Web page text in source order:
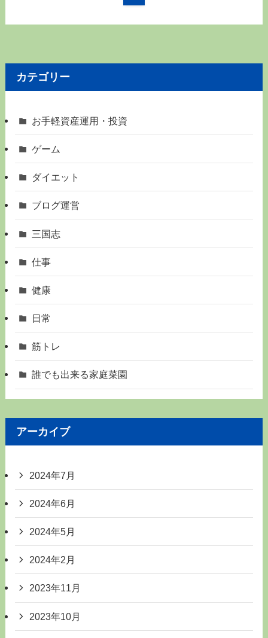
カテゴリー
お手軽資産運用・投資
ゲーム
ダイエット
ブログ運営
三国志
仕事
健康
日常
筋トレ
誰でも出来る家庭菜園
アーカイブ
2024年7月
2024年6月
2024年5月
2024年2月
2023年11月
2023年10月